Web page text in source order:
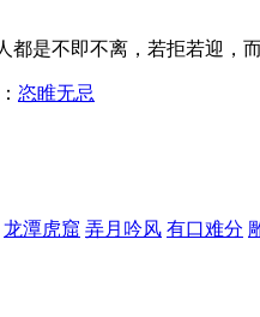
是不即不离，若拒若迎，
恣睢无忌
龙潭虎窟 弄月吟风 有口难分